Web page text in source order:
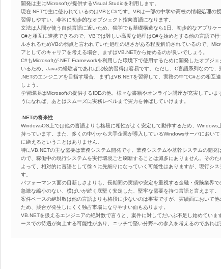
開発は主にMicrosoftが提供するVisual Studioを利用します。
現在.NETで主に使われているのはVBとC#です。VBは一部の中学や高校の情報処理の
習得しやすい、非常に初歩的なオブジェクト指向言語になります。
文法は人間が使う自然言語に近いため、独学でも基礎構造なら1日、初歩的なアプリケ
C#と相互に連携できるので、VBでは難しい高度な処理はC#を始めとする他の言語で
ルされるためVBの弱点と言われていた処理の遅さがある程度解消されているので、
アとしてのキャリアを考える場合、まずはVB.NETから始めるのが良いでしょう。
C#もMicrosoftが.NET Frameworkを利用した環境下で使用するために開発したオブジ
いるため、Javaの経験者であれば比較的習得は容易です。ただし、C言語系列なので
.NETのエンジニアを目指す場合、まずはVB.NETを習得して、実務の中でC#との相互
しょう。
学習環境はMicrosoftの提供するIDEの他、様々な書籍やオンライン講座が充実してい
うになれば、あとはスムーズに実務レベルまで実力を伸ばしていけます。
.NETの将来性
WindowsOS上では他の言語よりも格段に相性がよく安定して動作するため、
持っています。また、多くの中小から大手企業が導入しているWindowsサーバにおい
に絶えるということはありません。
特にVB.NETの主な需要は業務システム開発です。業務システムや基幹システムの開
ので、稼働中の現行システムを実行環境ごと刷新することは滅多にありません。その
よって、相対的に言語として徐々に先細りになっていく可能性はありますが、現行シ
す。
パフォーマンス面の目新しさよりも、長期間の実績や安定を重視する金融・保険業界
急激な縮小のない、横ばいが続く底堅く安定した、堅牢な需要を持つ言語と言えます。
案件ベースの絶対数は他の言語よりも格段に少ないのは事実ですが、実績面において
ため、競合が発生しにくく独占市場になりやすい面もあります。
VB.NETを扱えるエンジニアの絶対数で言うと、案件に対してだいぶ不足し始めてい
ースでの待遇が向上する可能性があり、ニッチで堅い分野への参入を考えるのであれ